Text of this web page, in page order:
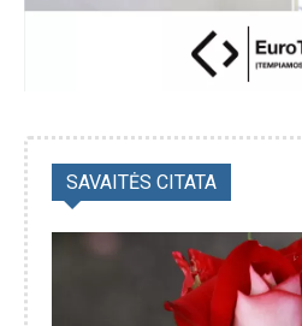
SAVAITĖS CITATA